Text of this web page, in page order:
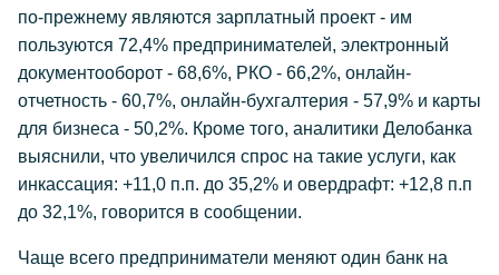
по-прежнему являются зарплатный проект - им
пользуются 72,4% предпринимателей, электронный
документооборот - 68,6%, РКО - 66,2%, онлайн-
отчетность - 60,7%, онлайн-бухгалтерия - 57,9% и карты
для бизнеса - 50,2%. Кроме того, аналитики Делобанка
выяснили, что увеличился спрос на такие услуги, как
инкассация: +11,0 п.п. до 35,2% и овердрафт: +12,8 п.п
до 32,1%, говорится в сообщении.
Чаще всего предприниматели меняют один банк на